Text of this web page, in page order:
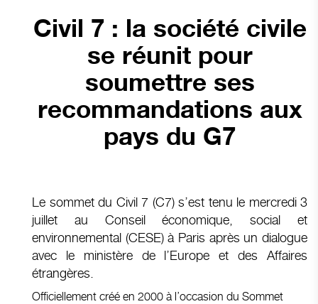
Civil 7 : la société civile
se réunit pour
soumettre ses
recommandations aux
pays du G7
Le sommet du Civil 7 (C7) s’est tenu le mercredi 3
juillet au Conseil économique, social et
environnemental (CESE) à Paris après un dialogue
avec le ministère de l’Europe et des Affaires
étrangères.
Officiellement créé en 2000 à l’occasion du Sommet